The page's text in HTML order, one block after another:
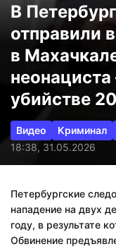
В
отправили
в
убийстве
Видео Криминал
18:38, 31.05.2026
Петербургские
нападение на двух
году, в результате
Обвинение